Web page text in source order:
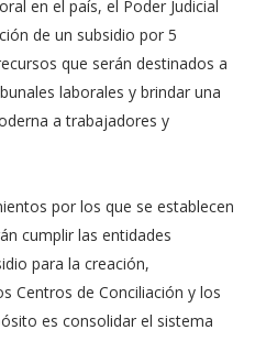
en el país, el Poder Judicial
de un subsidio por 5
que serán destinados a
laborales y brindar una
a trabajadores y
por los que se establecen
cumplir las entidades
para la creación,
Centros de Conciliación y los
es consolidar el sistema